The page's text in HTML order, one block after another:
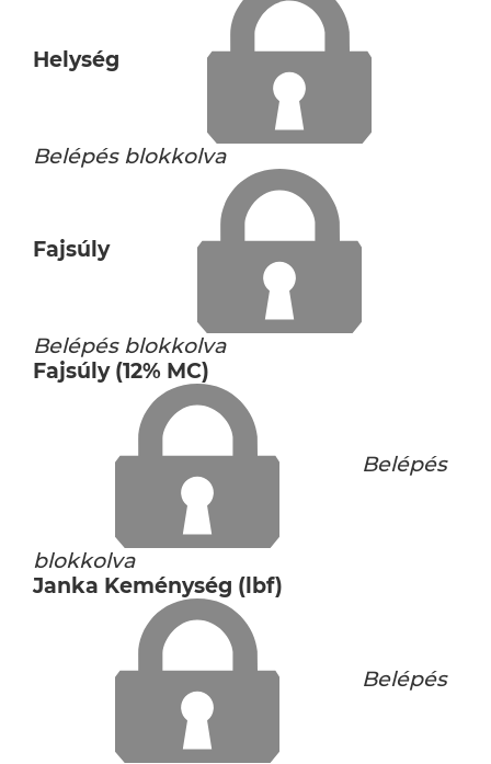
Helység
Belépés blokkolva
Fajsúly
Belépés blokkolva
Fajsúly (12% MC)
Belépés
blokkolva
Janka Keménység (lbf)
Belépés